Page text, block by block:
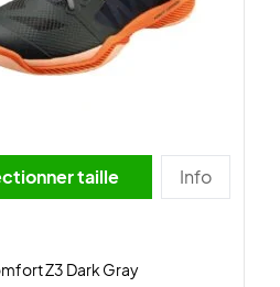
Sélectionner taille Info
Z3 Dark Gray